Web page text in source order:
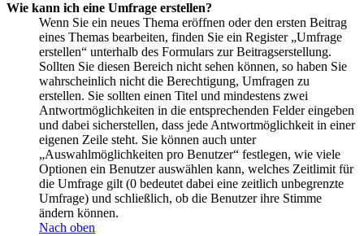
Wie kann ich eine Umfrage erstellen?
Wenn Sie ein neues Thema eröffnen oder den ersten Beitrag
eines Themas bearbeiten, finden Sie ein Register „Umfrage
erstellen“ unterhalb des Formulars zur Beitragserstellung.
Sollten Sie diesen Bereich nicht sehen können, so haben Sie
wahrscheinlich nicht die Berechtigung, Umfragen zu
erstellen. Sie sollten einen Titel und mindestens zwei
Antwortmöglichkeiten in die entsprechenden Felder eingeben
und dabei sicherstellen, dass jede Antwortmöglichkeit in einer
eigenen Zeile steht. Sie können auch unter
„Auswahlmöglichkeiten pro Benutzer“ festlegen, wie viele
Optionen ein Benutzer auswählen kann, welches Zeitlimit für
die Umfrage gilt (0 bedeutet dabei eine zeitlich unbegrenzte
Umfrage) und schließlich, ob die Benutzer ihre Stimme
ändern können.
Nach oben